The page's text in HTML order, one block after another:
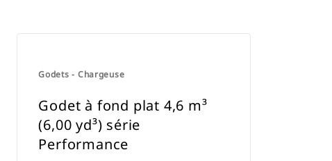
Godets - Chargeuse
Godet à fond plat 4,6 m³
(6,00 yd³) série
Performance